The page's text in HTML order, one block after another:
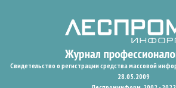
Свидетельство о регистрации средства массовой
28.05.2009